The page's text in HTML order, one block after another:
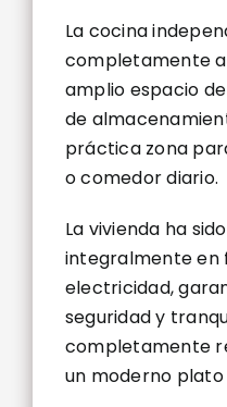
La cocina
completamente
amplio espacio
de
práctica zona
o comedor diario.
La vivienda ha
integralmente en
electricidad,
seguridad y
completamente
un moderno plato